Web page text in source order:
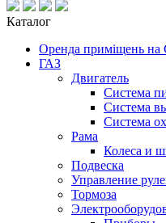
Каталог
Оренда приміщень на
ГАЗ
Двигатель
Система
Система
Система
Рама
Колеса и
Подвеска
Управление
Тормоза